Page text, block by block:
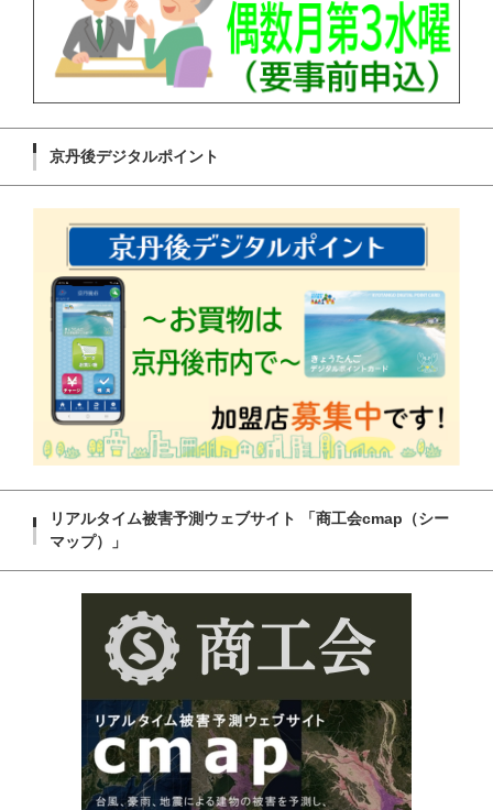
京丹後デジタルポイント
リアルタイム被害予測ウェブサイト 「商工会cmap（シー
マップ）」